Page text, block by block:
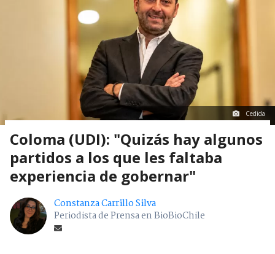
Cedida
Coloma (UDI): "Quizás hay algunos
partidos a los que les faltaba
experiencia de gobernar"
Constanza Carrillo Silva
Periodista de Prensa en BioBioChile